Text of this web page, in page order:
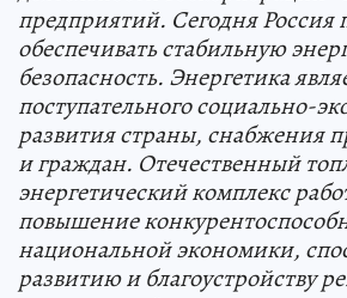
предприятий. Сегодня Россия
обеспечивать стабильную
безопасность. Энергетика
поступательного социально-
развития страны, снабжения
и граждан. Отечественный
энергетический комплекс
повышение
национальной экономики,
развитию и благоустройству